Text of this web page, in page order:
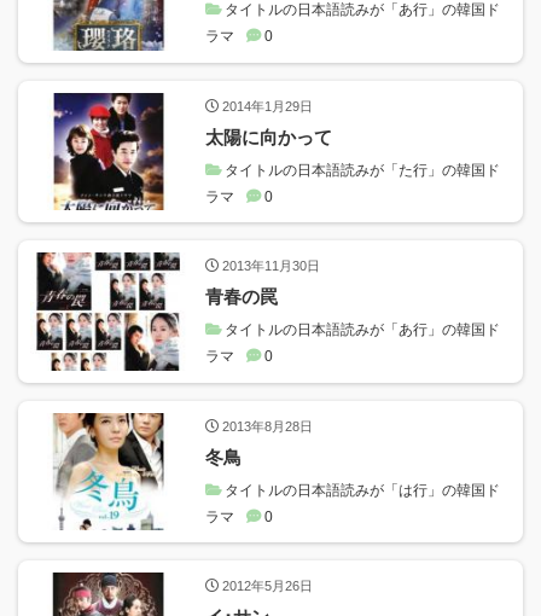
タイトルの日本語読みが「あ行」の韓国ド
ラマ
0
2014年1月29日
太陽に向かって
タイトルの日本語読みが「た行」の韓国ド
ラマ
0
2013年11月30日
青春の罠
タイトルの日本語読みが「あ行」の韓国ド
ラマ
0
2013年8月28日
冬鳥
タイトルの日本語読みが「は行」の韓国ド
ラマ
0
2012年5月26日